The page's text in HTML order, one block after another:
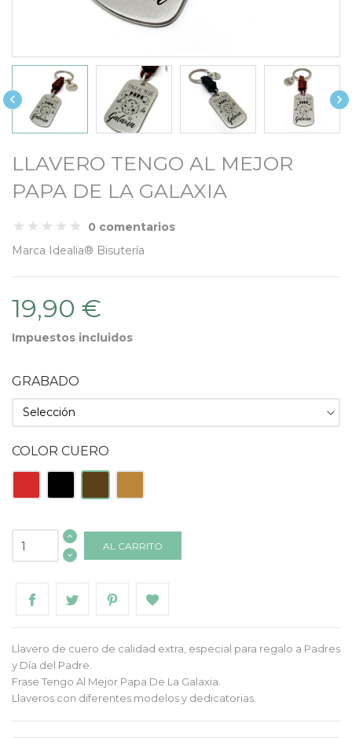
 
LLAVERO TENGO AL MEJOR
PAPA DE LA GALAXIA
0 comentarios
Marca Idealia® Bisutería
19,90 €
Impuestos incluidos
GRABADO
COLOR CUERO
Rojo Negro Tabaco Natural
AL CARRITO
Llavero de cuero de calidad extra, especial para regalo a Padres
y Día del Padre.
Frase Tengo Al Mejor Papa De La Galaxia.
Llaveros con diferentes modelos y dedicatorias.